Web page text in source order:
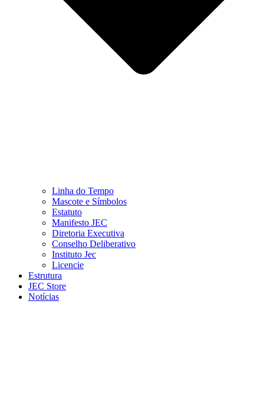
Linha do Tempo
Mascote e Símbolos
Estatuto
Manifesto JEC
Diretoria Executiva
Conselho Deliberativo
Instituto Jec
Licencie
Estrutura
JEC Store
Notícias